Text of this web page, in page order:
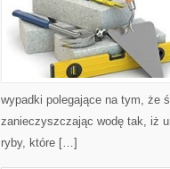
wypadki polegające na tym, że
zanieczyszczając wodę tak, iż
ryby, które […]